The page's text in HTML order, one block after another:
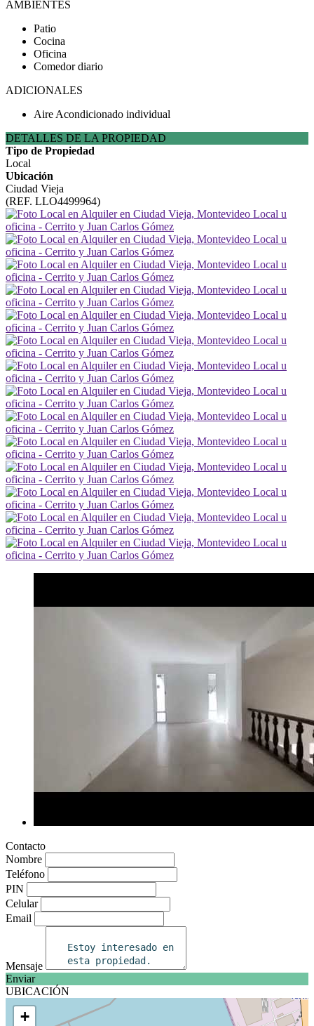
AMBIENTES
Patio
Cocina
Oficina
Comedor diario
ADICIONALES
Aire Acondicionado individual
DETALLES DE LA PROPIEDAD
Tipo de Propiedad
Local
Ubicación
Ciudad Vieja
(REF. LLO4499964)
Contacto
Nombre
Teléfono
PIN
Celular
Email
Mensaje
Enviar
UBICACIÓN
+